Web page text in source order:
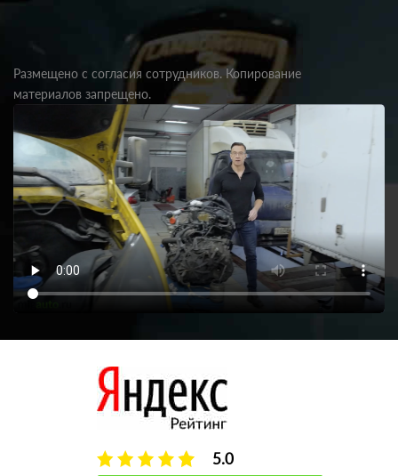
Размещено с согласия сотрудников. Копирование
материалов запрещено.
5.0